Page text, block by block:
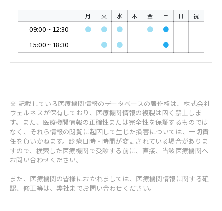
月 火 水 木 金 土 日 祝
09:00~ 12:30 ● ● ● ●
●
15:00~ 18:30 ● ● ●
※ 記載している医療機関情報のデータベースの著作権は、株式会社
ウェルネスが保有しており、医療機関情報の複製は固く禁止しま
す。また、医療機関情報の正確性または完全性を保証するものでは
なく、それら情報の閲覧に起因して生じた損害については、一切責
任を負いかねます。診療日時・時間が変更されている場合がありま
すので、検索した医療機関で受診する前に、直接、当該医療機関へ
お問い合わせください。
また、医療機関の皆様におかれましては、医療機関情報に関する確
認、修正等は、弊社までお問い合わせください。